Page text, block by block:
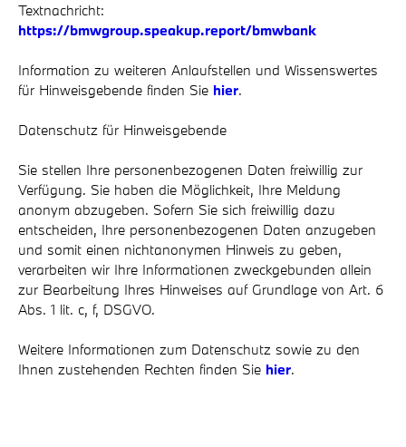
Textnachricht:
https://bmwgroup.speakup.report/bmwbank
Information zu weiteren Anlaufstellen und Wissenswertes
für Hinweisgebende finden Sie hier.
Datenschutz für Hinweisgebende
Sie stellen Ihre personenbezogenen Daten freiwillig zur
Verfügung. Sie haben die Möglichkeit, Ihre Meldung
anonym abzugeben. Sofern Sie sich freiwillig dazu
entscheiden, Ihre personenbezogenen Daten anzugeben
und somit einen nichtanonymen Hinweis zu geben,
verarbeiten wir Ihre Informationen zweckgebunden allein
zur Bearbeitung Ihres Hinweises auf Grundlage von Art. 6
Abs. 1 lit. c, f, DSGVO.
Weitere Informationen zum Datenschutz sowie zu den
Ihnen zustehenden Rechten finden Sie hier.